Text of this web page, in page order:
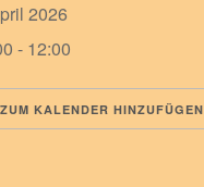
2026
- 12:00
ZUM KALENDER HINZUFÜGEN